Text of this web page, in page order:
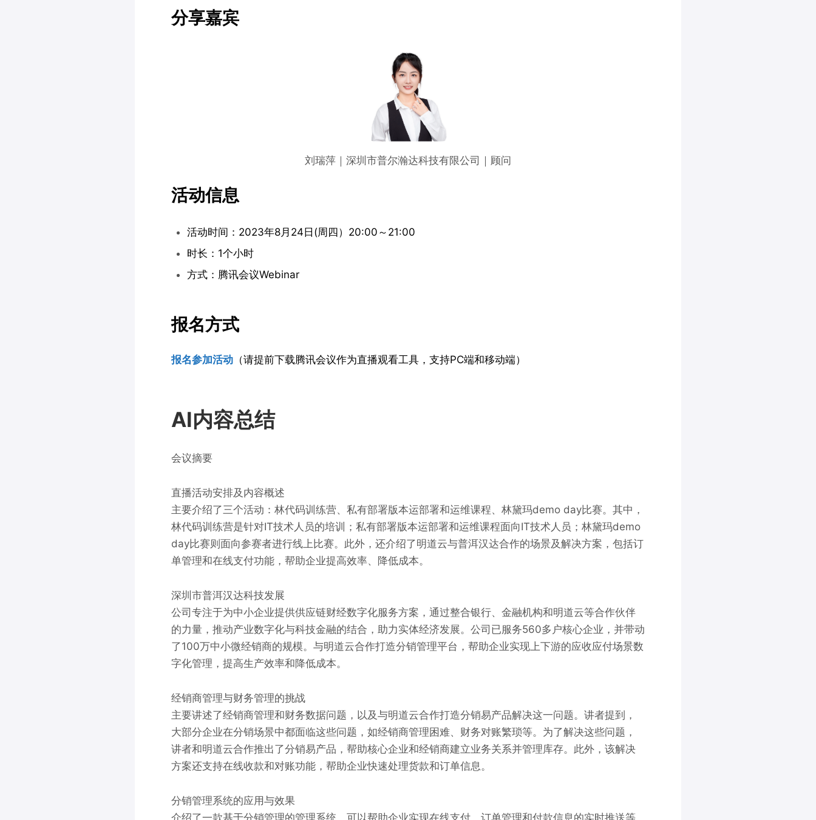
分享嘉宾
刘瑞萍｜深圳市普尔瀚达科技有限公司｜顾问
活动信息
活动时间：2023年8月24日(周四）20:00～21:00
时长：1个小时
方式：腾讯会议Webinar
报名方式
报名参加活动 （请提前下载腾讯会议作为直播观看工具，支持PC端和移动端）
AI内容总结
会议摘要
直播活动安排及内容概述
主要介绍了三个活动：林代码训练营、私有部署版本运部署和运维课程、林黛玛demo day比赛。其中，
林代码训练营是针对IT技术人员的培训；私有部署版本运部署和运维课程面向IT技术人员；林黛玛demo
day比赛则面向参赛者进行线上比赛。此外，还介绍了明道云与普洱汉达合作的场景及解决方案，包括订
单管理和在线支付功能，帮助企业提高效率、降低成本。
深圳市普洱汉达科技发展
公司专注于为中小企业提供供应链财经数字化服务方案，通过整合银行、金融机构和明道云等合作伙伴
的力量，推动产业数字化与科技金融的结合，助力实体经济发展。公司已服务560多户核心企业，并带动
了100万中小微经销商的规模。与明道云合作打造分销管理平台，帮助企业实现上下游的应收应付场景数
字化管理，提高生产效率和降低成本。
经销商管理与财务管理的挑战
主要讲述了经销商管理和财务数据问题，以及与明道云合作打造分销易产品解决这一问题。讲者提到，
大部分企业在分销场景中都面临这些问题，如经销商管理困难、财务对账繁琐等。为了解决这些问题，
讲者和明道云合作推出了分销易产品，帮助核心企业和经销商建立业务关系并管理库存。此外，该解决
方案还支持在线收款和对账功能，帮助企业快速处理货款和订单信息。
分销管理系统的应用与效果
介绍了一款基于分销管理的管理系统，可以帮助企业实现在线支付、订单管理和付款信息的实时推送等